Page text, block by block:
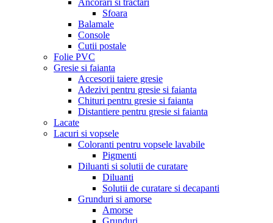
Ancorari si tractari
Sfoara
Balamale
Console
Cutii postale
Folie PVC
Gresie si faianta
Accesorii taiere gresie
Adezivi pentru gresie si faianta
Chituri pentru gresie si faianta
Distantiere pentru gresie si faianta
Lacate
Lacuri si vopsele
Coloranti pentru vopsele lavabile
Pigmenti
Diluanti si solutii de curatare
Diluanti
Solutii de curatare si decapanti
Grunduri si amorse
Amorse
Grunduri